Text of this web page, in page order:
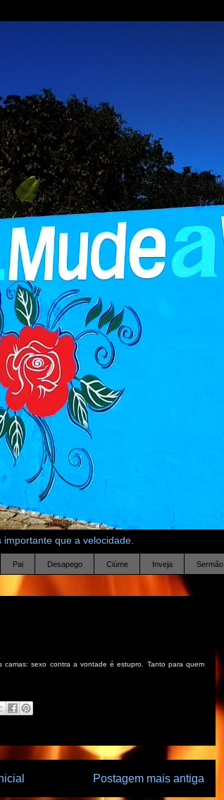
que a velocidade.
Pai Desapego Ciúme Inveja Sermão
sexo contra a vontade é estupro. Tanto para quem
Postagem mais antiga